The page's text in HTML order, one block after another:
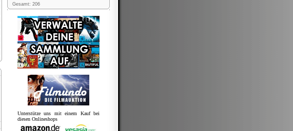
Gesamt: 206
Unterstütze uns mit einem Kauf bei
diesen Onlineshops